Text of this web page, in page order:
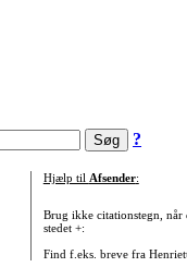
?
Hjælp til Afsender:
Brug ikke citationstegn, når
stedet +:
Find f.eks. breve fra